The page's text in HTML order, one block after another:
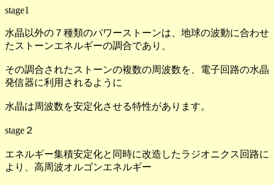
stage1
水晶以外の７種類のパワーストーンは、地球の波動に合わせ
たストーンエネルギーの調合であり、
その調合されたストーンの複数の周波数を、電子回路の水晶
発信器に利用されるように
水晶は周波数を安定化させる特性があります。
stage２
エネルギー集積安定化と同時に改造したラジオニクス回路に
より、高周波オルゴンエネルギー